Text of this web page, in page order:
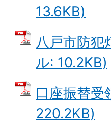
13.6KB)
八戸市防犯
ル: 10.2KB)
口座振替受
220.2KB)